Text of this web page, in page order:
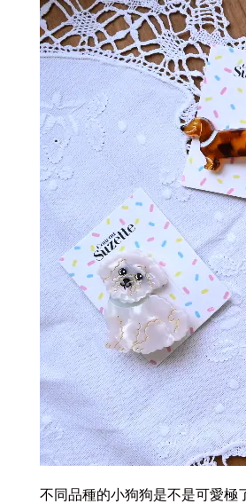
不同品種的小狗狗是不是可愛極